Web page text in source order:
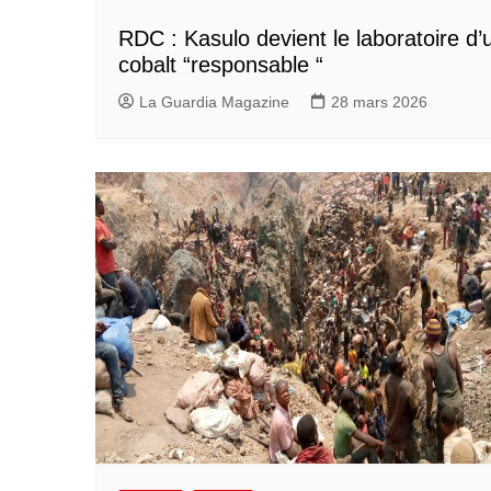
RDC : Kasulo devient le laboratoire
cobalt “responsable “
La Guardia Magazine 28 mars 2026